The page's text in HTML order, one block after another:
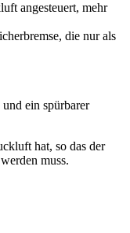
angesteuert, mehr
die nur als
ein spürbarer
hat, so das der
muss.